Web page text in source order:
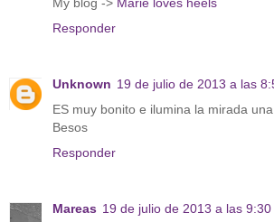
Responder
Unknown 19 de julio de 2013 a las
ES muy bonito e ilumina la mirada
Besos
Responder
Mareas 19 de julio de 2013 a las 9:30